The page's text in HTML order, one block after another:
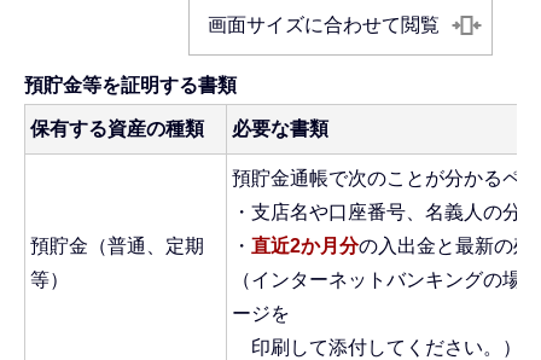
画面サイズに合わせて閲覧
預貯金等を証明する書類
保有する資産の種類 必要な書類
預貯金（普通、定期
等）
預貯金通帳で次のことが分かるペ
・支店名や口座番号、名義人の分
・ 直近2か月分の入出金と最新の残
（インターネットバンキングの場
ージを
印刷して添付してください。）